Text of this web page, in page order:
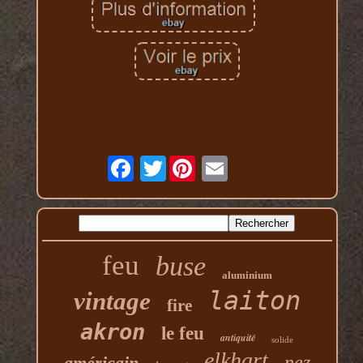
Twitter
feu buse aluminium
vintage fire laiton
akron le feu antiquité solide